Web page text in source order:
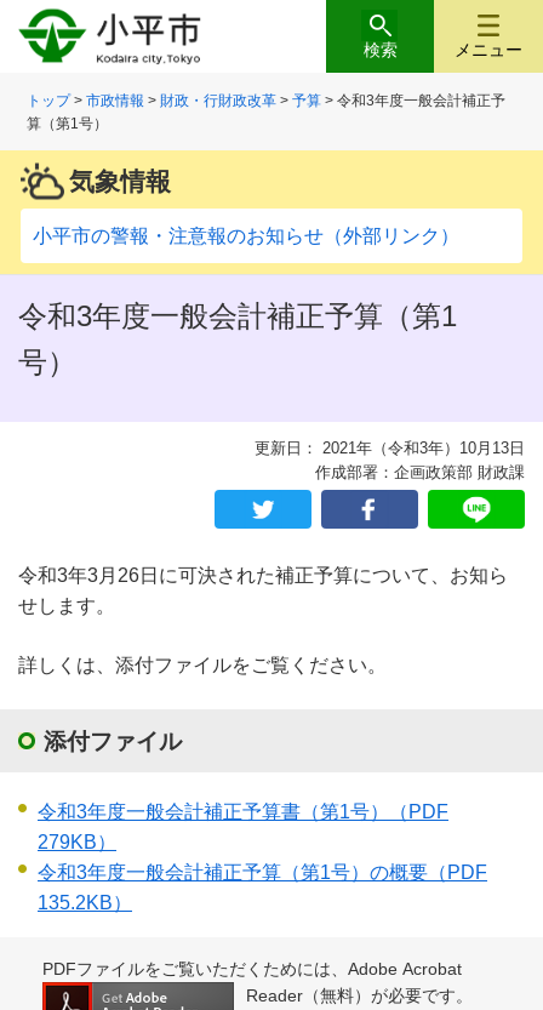
メニュー
検索
トップ>市政情報 >財政・行財政改革 >予算 > 令和3年度一般会計補正予
算（第1号）
気象情報
小平市の警報・注意報のお知らせ（外部リンク）
令和3年度一般会計補正予算（第1
号）
更新日： 2021年（令和3年）10月13日
作成部署：企画政策部 財政課
令和3年3月26日に可決された補正予算について、お知ら
せします。
詳しくは、添付ファイルをご覧ください。
添付ファイル
令和3年度一般会計補正予算書（第1号）
（PDF
279KB）
令和3年度一般会計補正予算（第1号）の概要 （PDF
135.2KB）
PDFファイルをご覧いただくためには、Adobe Acrobat
Reader（無料）が必要です。